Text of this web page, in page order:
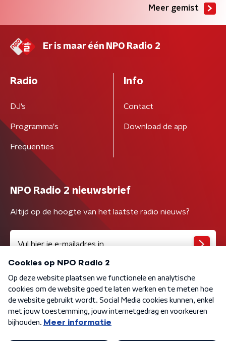
Meer gemist
Er is maar één NPO Radio 2
Radio
DJ’s
Programma's
Frequenties
Info
Contact
Download de app
NPO Radio 2 nieuwsbrief
Altijd op de hoogte van het laatste radio nieuws?
Algemene voorwaarden